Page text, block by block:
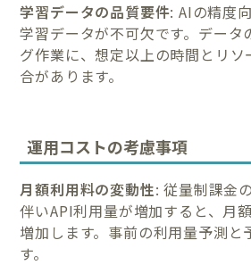
学習データの品質要件: AIの精度
学習データが不可欠です。データ
グ作業に、想定以上の時間とリソ
合があります。
運用コストの考慮事項
月額利用料の変動性: 従量制課金
伴いAPI利用量が増加すると、月
増加します。事前の利用量予測と
す。